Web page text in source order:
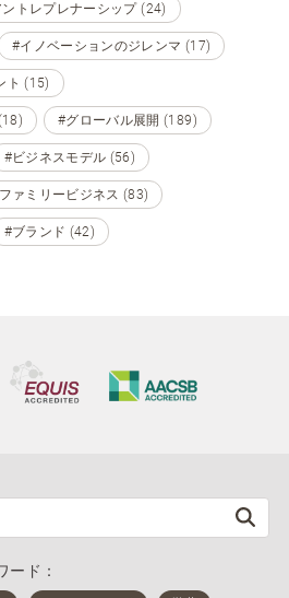
トレプレナーシップ (24)
#イノベーションのジレンマ (17)
ト (15)
#グローバル展開 (189)
#ビジネスモデル (56)
ァミリービジネス (83)
#ブランド (42)
ード：